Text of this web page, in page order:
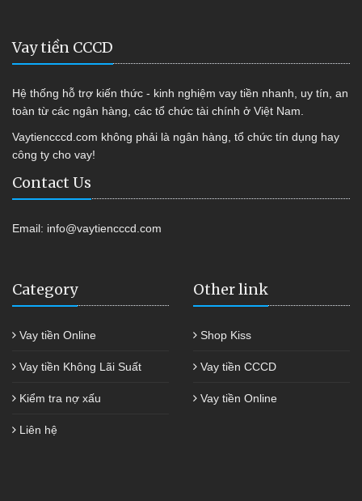
Vay tiền CCCD
Hệ thống hỗ trợ kiến thức - kinh nghiệm vay tiền nhanh, uy tín, an
toàn từ các ngân hàng, các tổ chức tài chính ở Việt Nam.
Vaytiencccd.com không phải là ngân hàng, tổ chức tín dụng hay
công ty cho vay!
Contact Us
Email: info@vaytiencccd.com
Category
Vay tiền Online
Vay tiền Không Lãi Suất
Kiểm tra nợ xấu
Liên hệ
Other link
Shop Kiss
Vay tiền CCCD
Vay tiền Online